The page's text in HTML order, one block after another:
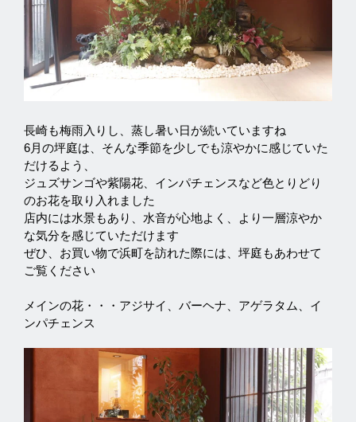
長崎も梅雨入りし、蒸し暑い日が続いていますね
6月の坪庭は、そんな季節を少しでも涼やかに感じていた
だけるよう、
ジュズサンゴや紫陽花、インパチェンスなど色とりどり
のお花を取り入れました
店内には水景もあり、水音が心地よく、より一層涼やか
な気分を感じていただけます
ぜひ、お買い物で浜町を訪れた際には、坪庭もあわせて
ご覧ください
メインの花・・・アジサイ、バーヘナ、アゲラタム、イ